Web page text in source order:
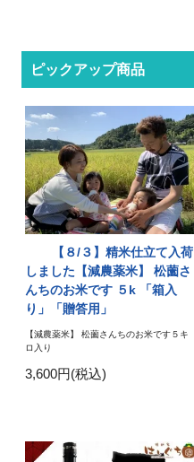
ピックアップ商品
【８/３】精米仕立て入荷
しました【減農薬米】 松薗さ
んちのお米です ５k 「箱入
り」「贈答用」
【減農薬米】 松薗さんちのお米です５キ
ロ入り
3,600円(税込)